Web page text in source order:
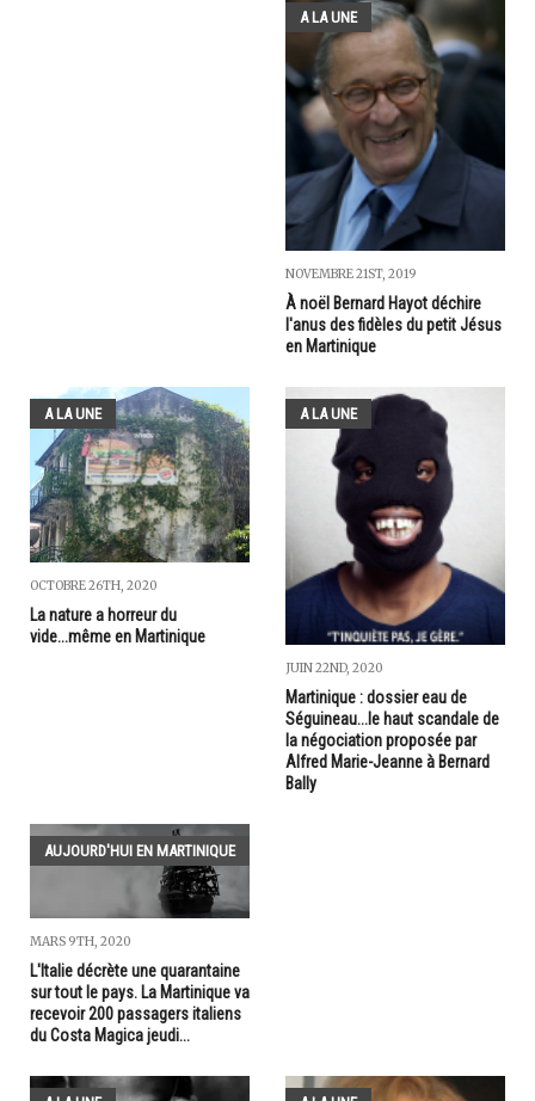
A LA UNE
NOVEMBRE 21ST, 2019
À noël Bernard Hayot déchire
l'anus des fidèles du petit Jésus
en Martinique
A LA UNE
OCTOBRE 26TH, 2020
La nature a horreur du
vide...même en Martinique
A LA UNE
JUIN 22ND, 2020
Martinique : dossier eau de
Séguineau...le haut scandale de
la négociation proposée par
Alfred Marie-Jeanne à Bernard
Bally
AUJOURD'HUI EN MARTINIQUE
MARS 9TH, 2020
L'Italie décrète une quarantaine
sur tout le pays. La Martinique va
recevoir 200 passagers italiens
du Costa Magica jeudi...